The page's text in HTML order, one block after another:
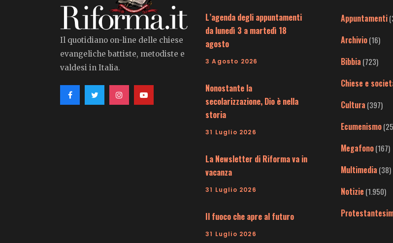
Il quotidiano on-line delle chiese
evangeliche battiste, metodiste e
valdesi in Italia.
L’agenda degli appuntamenti
da lunedì 3 a martedì 18
agosto
3 Agosto 2026
Nonostante la
secolarizzazione, Dio è nella
storia
31 Luglio 2026
La Newsletter di Riforma va in
vacanza
31 Luglio 2026
Il fuoco che apre al futuro
31 Luglio 2026
Appuntamenti
Archivio(16)
Bibbia (723)
Chiese e
Cultura (397)
Ecumenismo
Megafono(167)
Multimedia (38)
Notizie (1.950)